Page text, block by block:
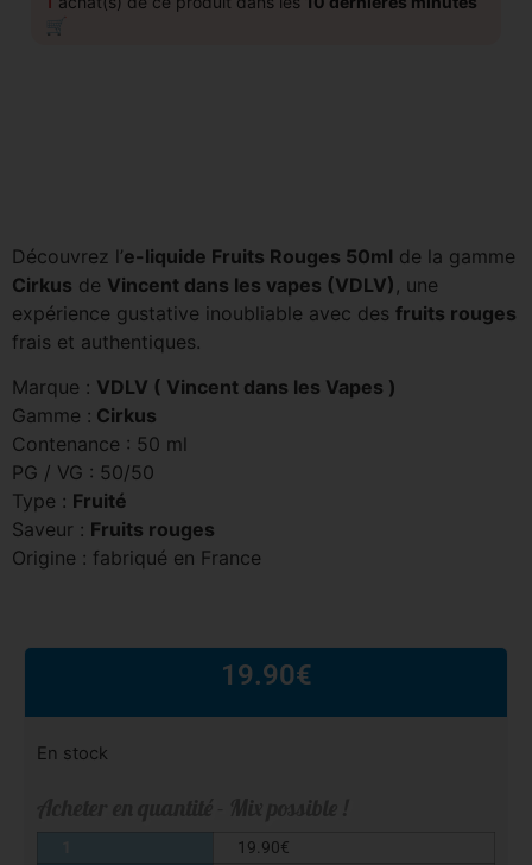
🛒
Découvrez l’e-liquide Fruits Rouges 50ml de la gamme
Cirkus de Vincent dans les vapes (VDLV) , une
expérience gustative inoubliable avec des fruits rouges
frais et authentiques.
Marque : VDLV ( Vincent dans les Vapes )
Gamme : Cirkus
Contenance : 50 ml
PG / VG : 50/50
Type : Fruité
Saveur : Fruits rouges
Origine : fabriqué en France
19.90€
En stock
19.90€